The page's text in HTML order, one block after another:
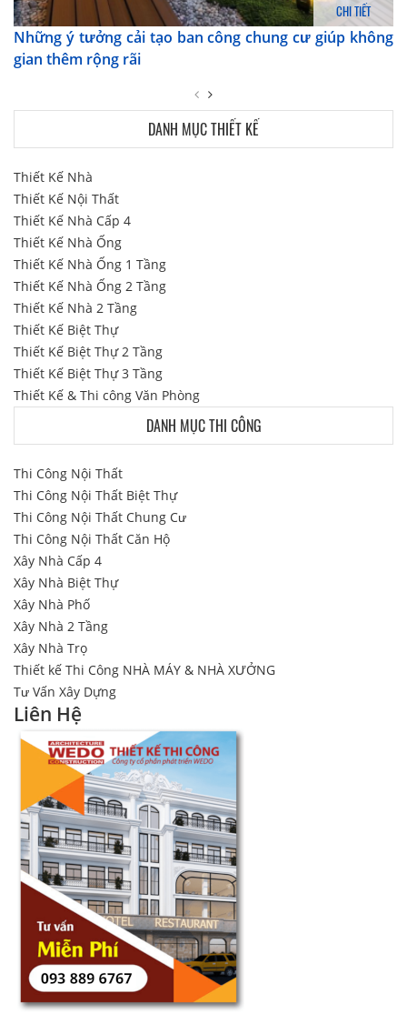
CHI TIẾT
Những ý tưởng cải tạo ban công chung cư giúp không
gian thêm rộng rãi
DANH MỤC THIẾT KẾ
Thiết Kế Nhà
Thiết Kế Nội Thất
Thiết Kế Nhà Cấp 4
Thiết Kế Nhà Ống
Thiết Kế Nhà Ống 1 Tầng
Thiết Kế Nhà Ống 2 Tầng
Thiết Kế Nhà 2 Tầng
Thiết Kế Biệt Thự
Thiết Kế Biệt Thự 2 Tầng
Thiết Kế Biệt Thự 3 Tầng
Thiết Kế & Thi công Văn Phòng
DANH MỤC THI CÔNG
Thi Công Nội Thất
Thi Công Nội Thất Biệt Thự
Thi Công Nội Thất Chung Cư
Thi Công Nội Thất Căn Hộ
Xây Nhà Cấp 4
Xây Nhà Biệt Thự
Xây Nhà Phố
Xây Nhà 2 Tầng
Xây Nhà Trọ
Thiết kế Thi Công NHÀ MÁY & NHÀ XƯỞNG
Tư Vấn Xây Dựng
Liên Hệ